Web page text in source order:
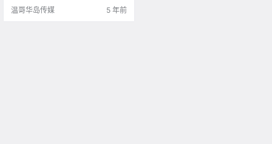
温哥华岛传媒 5 年前